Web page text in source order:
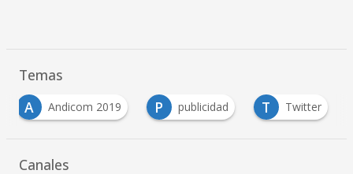
Temas
A
Andicom 2019 P publicidad T Twitter
Canales